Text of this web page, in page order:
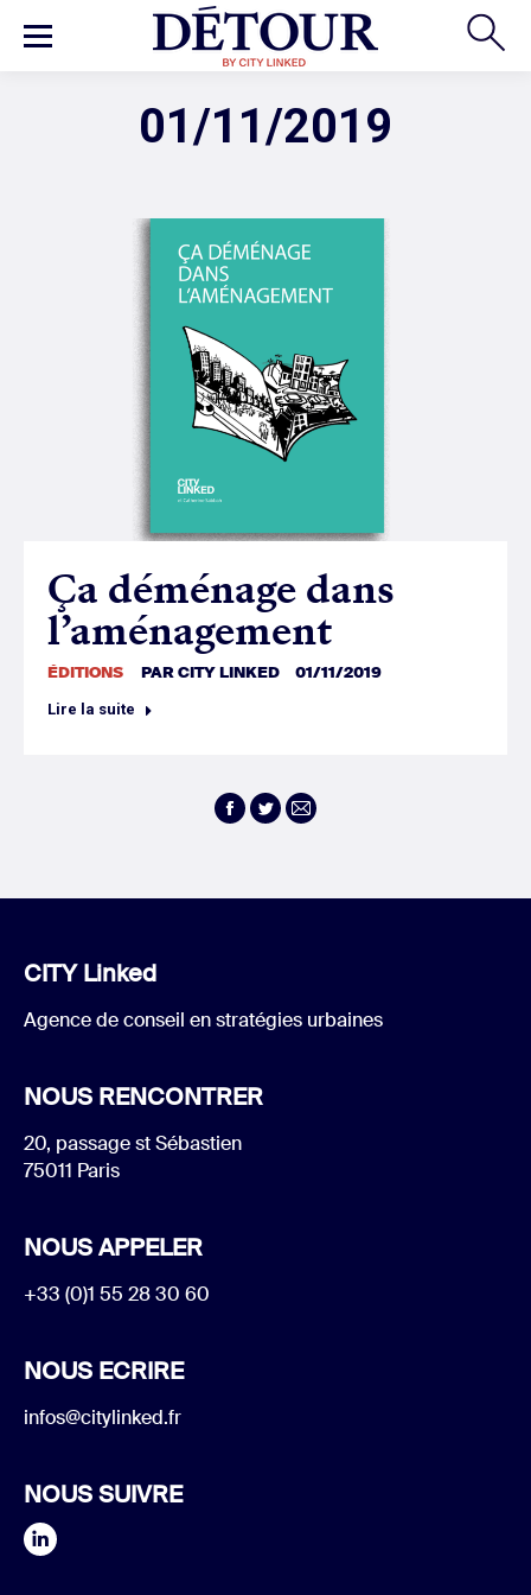
Ça déménage dans
l’aménagement
ÉDITIONS PARCITY LINKED 01/11/2019
Lire la suite
Facebook
Twitter
E-
CITY Linked
Agence de conseil en stratégies urbaines
NOUS RENCONTRER
20, passage st Sébastien
75011 Paris
NOUS APPELER
+33 (0)1 55 28 30 60
NOUS ECRIRE
infos@citylinked.fr
NOUS SUIVRE